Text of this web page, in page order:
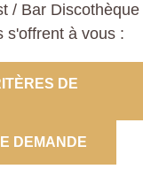
/ Bar Discothèque
s'offrent à vous :
DE
DEMANDE